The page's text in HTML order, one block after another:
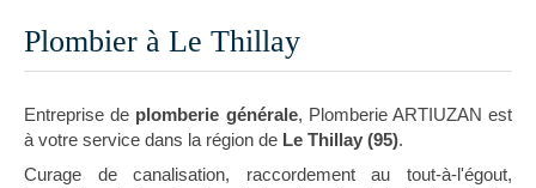
Plombier à Le Thillay
Entreprise de plomberie générale, Plomberie ARTIUZAN est
à votre service dans la région de Le Thillay (95).
Curage de canalisation, raccordement au tout-à-l'égout,